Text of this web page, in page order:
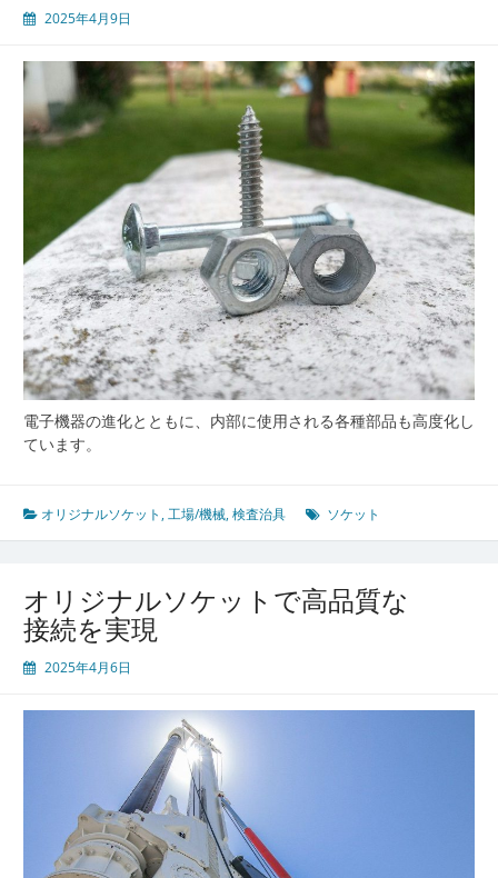
2025年4月9日
電子機器の進化とともに、内部に使用される各種部品も高度化し
ています。
オリジナルソケット ,工場/機械,検査治具 ソケット
オリジナルソケットで高品質な
接続を実現
2025年4月6日